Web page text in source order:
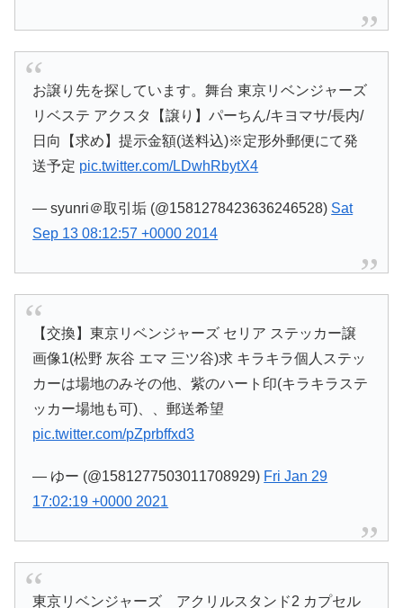
お譲り先を探しています。舞台 東京リベンジャーズ
リベステ アクスタ【譲り】パーちん/キヨマサ/長内/
日向【求め】提示金額(送料込)※定形外郵便にて発
送予定 pic.twitter.com/LDwhRbytX4
— syunri＠取引垢 (@1581278423636246528) Sat
Sep 13 08:12:57 +0000 2014
【交換】東京リベンジャーズ セリア ステッカー譲
画像1(松野 灰谷 エマ 三ツ谷)求 キラキラ個人ステッ
カーは場地のみその他、紫のハート印(キラキラステ
ッカー場地も可)、、郵送希望
pic.twitter.com/pZprbffxd3
— ゆー (@1581277503011708929) Fri Jan 29
17:02:19 +0000 2021
東京リベンジャーズ アクリルスタンド2 カプセル